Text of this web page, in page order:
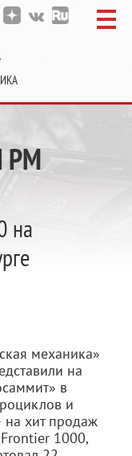
РМ
на
механика»
на
в
и
на хит продаж
1000,